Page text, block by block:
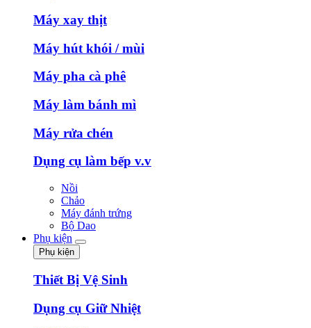
Máy xay thịt
Máy hút khói / mùi
Máy pha cà phê
Máy làm bánh mì
Máy rửa chén
Dụng cụ làm bếp v.v
Nồi
Chảo
Máy đánh trứng
Bộ Dao
Phụ kiện
Phụ kiện
Thiết Bị Vệ Sinh
Dụng cụ Giữ Nhiệt